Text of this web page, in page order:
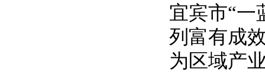
宜宾市“一
列富有成
为区域产